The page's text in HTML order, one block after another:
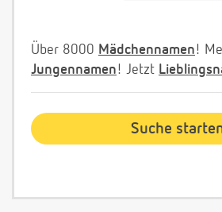
Über 8000 Mädchennamen!
Jungennamen! Jetzt